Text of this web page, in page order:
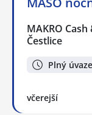
MAKRO
Čestlice
Plný
včerejší